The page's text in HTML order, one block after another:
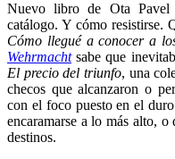
Nuevo libro de Ota
catálogo. Y cómo resistirse.
Cómo llegué a conocer a
Wehrmachtsabe que
El precio del triunfo, una
checos que alcanzaron o
con el foco puesto en el
encaramarse a lo más alto,
destinos.